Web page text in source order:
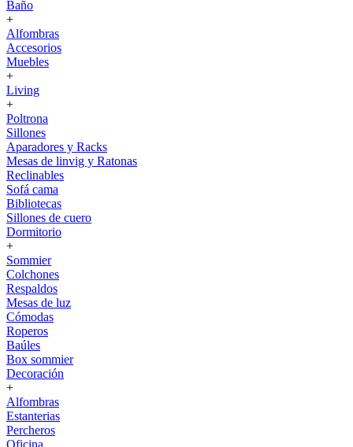
Baño
+
Alfombras
Accesorios
Muebles
+
Living
+
Poltrona
Sillones
Aparadores y Racks
Mesas de linvig y Ratonas
Reclinables
Sofá cama
Bibliotecas
Sillones de cuero
Dormitorio
+
Sommier
Colchones
Respaldos
Mesas de luz
Cómodas
Roperos
Baúles
Box sommier
Decoración
+
Alfombras
Estanterias
Percheros
Oficina